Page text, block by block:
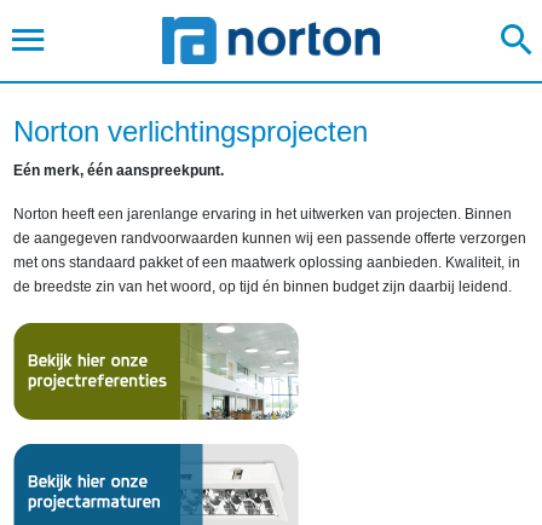
Norton verlichtingsprojecten
Eén merk, één aanspreekpunt.
Norton heeft een jarenlange ervaring in het uitwerken van projecten. Binnen
de aangegeven randvoorwaarden kunnen wij een passende offerte verzorgen
met ons standaard pakket of een maatwerk oplossing aanbieden. Kwaliteit, in
de breedste zin van het woord, op tijd én binnen budget zijn daarbij leidend.